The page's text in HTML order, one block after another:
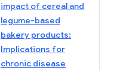
impact of cereal and
legume-based
bakery products:
Implications for
chronic disease